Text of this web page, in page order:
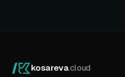
kosareva.cloud